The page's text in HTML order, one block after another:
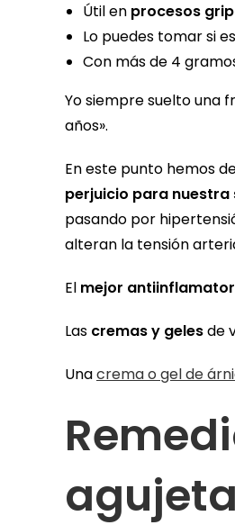
Útil en procesos
Lo puedes tomar si
Con más de 4
Yo siempre suelto una
años».
En este punto hemos
perjuicio para nuestra
pasando por
alteran la tensión
El mejor
Las cremas y gelesde
Unacrema o gel de